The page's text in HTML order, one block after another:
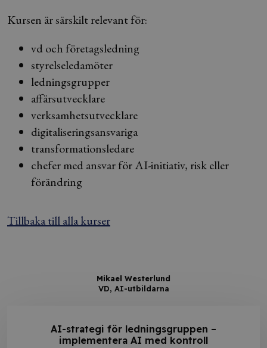
Kursen är särskilt relevant för:
vd och företagsledning
styrelseledamöter
ledningsgrupper
affärsutvecklare
verksamhetsutvecklare
digitaliseringsansvariga
transformationsledare
chefer med ansvar för AI-initiativ, risk eller
förändring
Tillbaka till alla kurser
Mikael Westerlund
VD, AI-utbildarna
AI-strategi för ledningsgruppen –
implementera AI med kontroll